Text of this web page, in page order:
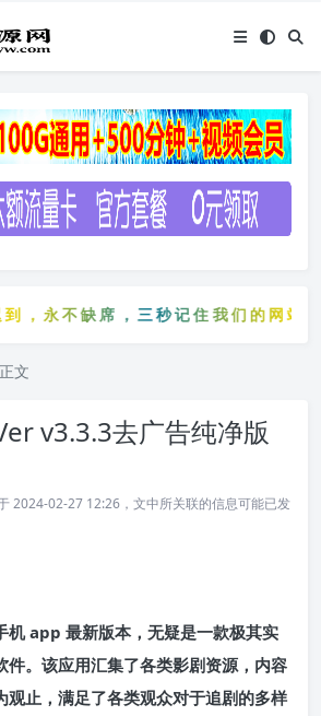
，永不缺席，三秒记住我们的网站：
到，永不缺席，三秒记住我们的网
正文
v3.3.3去广告纯净版
2024-02-27 12:26，文中所关联的信息可能已发
机 app 最新版本，无疑是一款极其实
件。该应用汇集了各类影剧资源，内容
观止，满足了各类观众对于追剧的多样